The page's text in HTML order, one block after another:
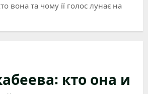
вона та чому її голос лунає на
кто она и